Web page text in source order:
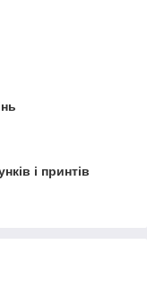
і принтів